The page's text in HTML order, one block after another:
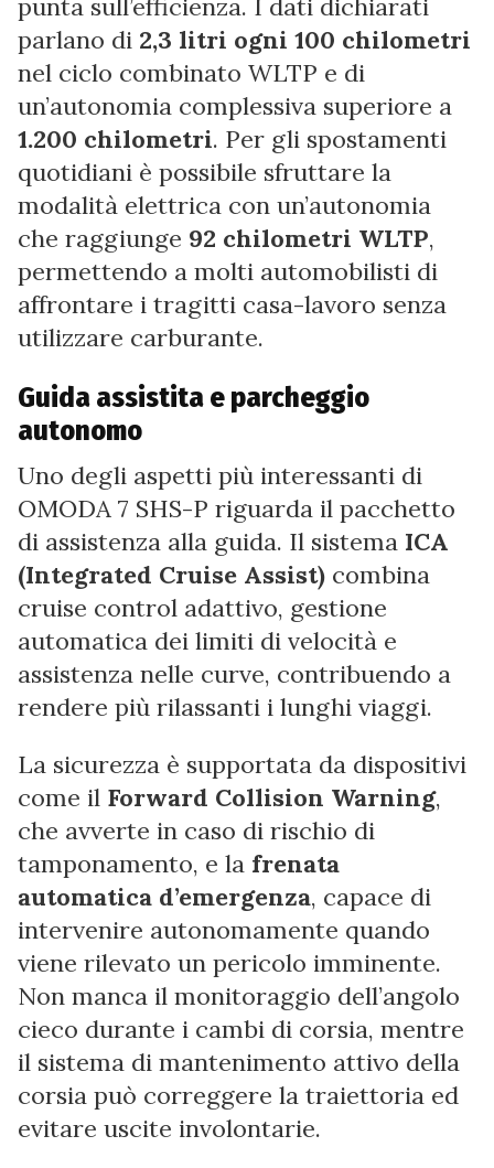
parlano di 2,3 litri ogni 100 chilometri
nel ciclo combinato WLTP e di
un’autonomia complessiva superiore a
1.200 chilometri. Per gli spostamenti
quotidiani è possibile sfruttare la
modalità elettrica con un’autonomia
che raggiunge 92 chilometri WLTP,
permettendo a molti automobilisti di
affrontare i tragitti casa-lavoro senza
utilizzare carburante.
Guida assistita e parcheggio
autonomo
Uno degli aspetti più interessanti di
OMODA 7 SHS-P riguarda il pacchetto
di assistenza alla guida. Il sistema ICA
(Integrated Cruise Assist) combina
cruise control adattivo, gestione
automatica dei limiti di velocità e
assistenza nelle curve, contribuendo a
rendere più rilassanti i lunghi viaggi.
La sicurezza è supportata da dispositivi
come il Forward Collision Warning,
che avverte in caso di rischio di
tamponamento, e la frenata
automatica d’emergenza, capace di
intervenire autonomamente quando
viene rilevato un pericolo imminente.
Non manca il monitoraggio dell’angolo
cieco durante i cambi di corsia, mentre
il sistema di mantenimento attivo della
corsia può correggere la traiettoria ed
evitare uscite involontarie.